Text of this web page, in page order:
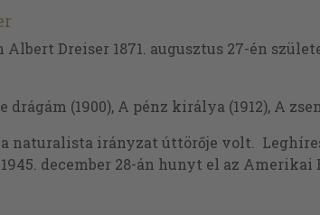
Albert Dreiser 1871. augusztus 27-én
drágám (1900), A pénz királya (1912), A
naturalista irányzat úttörője volt.
december 28-án hunyt el az